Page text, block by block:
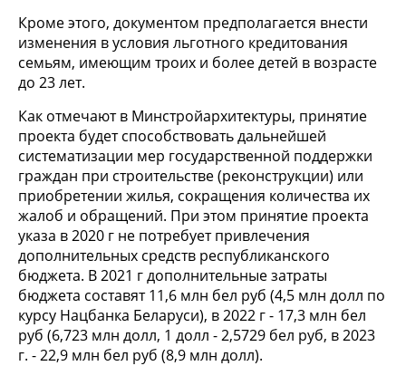
Кроме этого, документом предполагается внести
изменения в условия льготного кредитования
семьям, имеющим троих и более детей в возрасте
до 23 лет.
Как отмечают в Минстройархитектуры, принятие
проекта будет способствовать дальнейшей
систематизации мер государственной поддержки
граждан при строительстве (реконструкции) или
приобретении жилья, сокращения количества их
жалоб и обращений. При этом принятие проекта
указа в 2020 г не потребует привлечения
дополнительных средств республиканского
бюджета. В 2021 г дополнительные затраты
бюджета составят 11,6 млн бел руб (4,5 млн долл по
курсу Нацбанка Беларуси), в 2022 г - 17,3 млн бел
руб (6,723 млн долл, 1 долл - 2,5729 бел руб, в 2023
г. - 22,9 млн бел руб (8,9 млн долл).